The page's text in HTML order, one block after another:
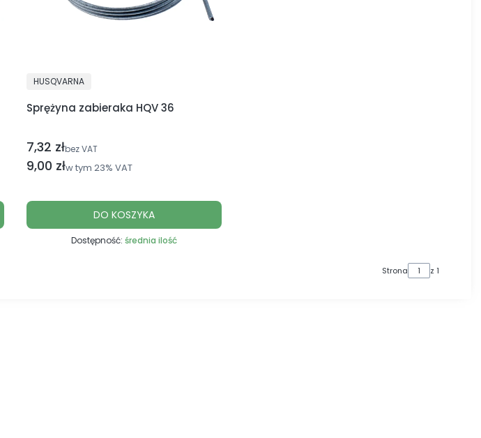
Sprężyna zabieraka HQV 36
PRODUCENT
HUSQVARNA
Cena brutto
9,00 złw tym 23% VAT
Cena netto
7,32 złbez VAT
DO KOSZYKA
Dostępność: średnia ilość
Strona z 1